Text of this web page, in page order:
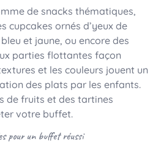
de snacks thématiques,
cupcakes ornés d’yeux de
et jaune, ou encore des
parties flottantes façon
et les couleurs jouent un
des plats par les enfants.
de fruits et des tartines
votre buffet.
pour un buffet réussi